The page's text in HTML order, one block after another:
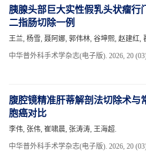
胰腺头部巨大实性假乳头状瘤行
二指肠切除一例
王兰, 杨雪, 聂阿娜, 郭伟林, 谷坤熙, 赵建红,
中华普外科手术学杂志(电子版). 2026, 20
腹腔镜精准肝蒂解剖法切除术与
胞癌对比
李伟, 张伟, 崔啸晨, 张涛涛, 王海超.
中华普外科手术学杂志(电子版). 2026, 20